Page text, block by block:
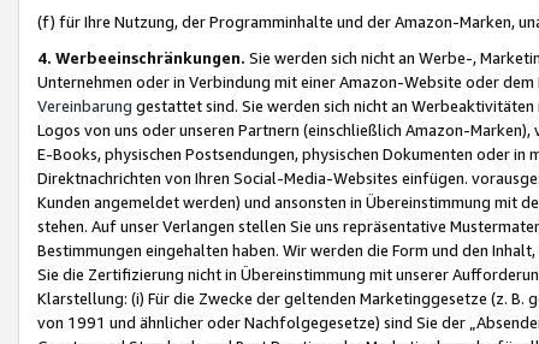
(f) für Ihre Nutzung, der Programminhalte und der Amazon-Marken,
4. Werbeeinschränkungen. Sie werden sich nicht an Werbe-,
Unternehmen oder in Verbindung mit einer Amazon-Website oder
Vereinbarung gestattet sind. Sie werden sich nicht an
Logos von uns oder unseren Partnern (einschließlich Amazon-
E-Books, physischen Postsendungen, physischen Dokumenten oder in
Direktnachrichten von Ihren Social-Media-Websites einfügen.
Kunden angemeldet werden) und ansonsten in Übereinstimmung mit
stehen. Auf unser Verlangen stellen Sie uns repräsentative
Bestimmungen eingehalten haben. Wir werden die Form und den
Sie die Zertifizierung nicht in Übereinstimmung mit unserer
Klarstellung: (i) Für die Zwecke der geltenden Marketinggesetze (z. B.
von 1991 und ähnlicher oder Nachfolgegesetze) sind Sie der